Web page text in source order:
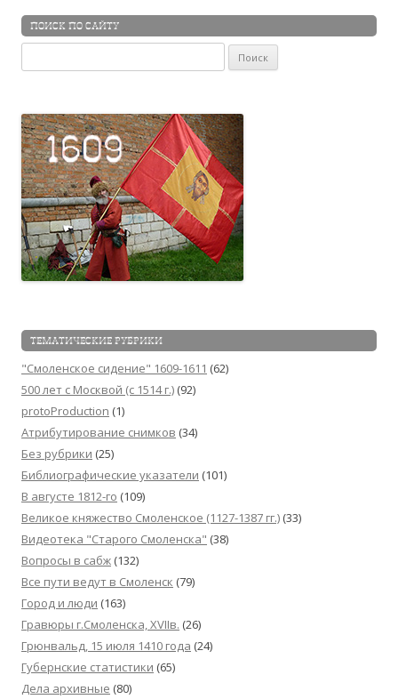
ПОИСК ПО САЙТУ
ТЕМАТИЧЕСКИЕ РУБРИКИ
"Смоленское сидение" 1609-1611 (62)
500 лет с Москвой (c 1514 г.) (92)
protoProduction (1)
Атрибутирование снимков (34)
Без рубрики (25)
Библиографические указатели (101)
В августе 1812-го (109)
Великое княжество Смоленское (1127-1387 гг.) (33)
Видеотека "Cтарого Смоленска" (38)
Вопросы в сабж (132)
Все пути ведут в Смоленск (79)
Город и люди (163)
Гравюры г.Смоленска, XVIIв. (26)
Грюнвальд, 15 июля 1410 года (24)
Губернские статистики (65)
Дела архивные (80)